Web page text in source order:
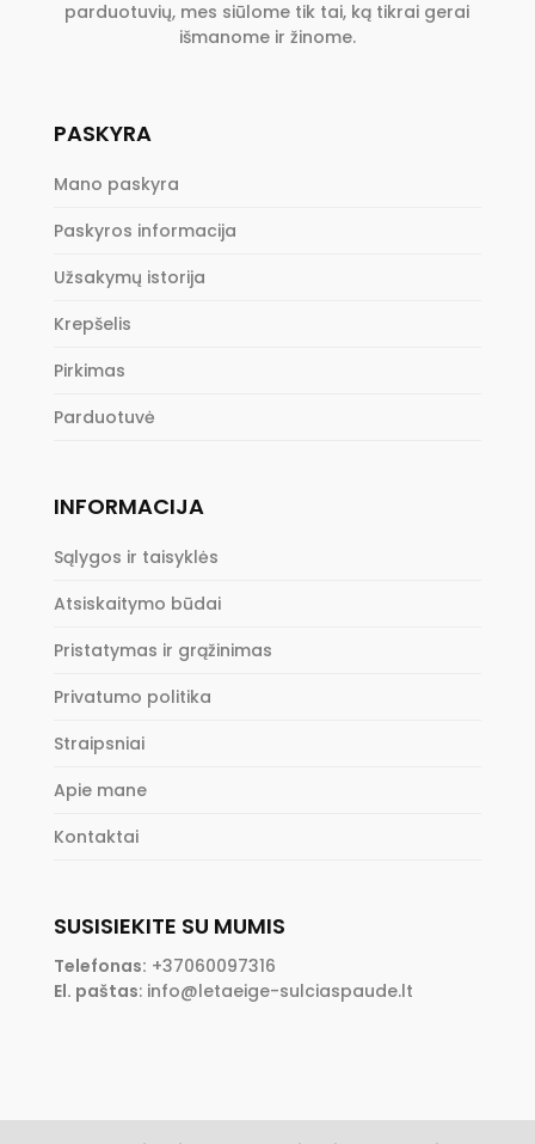
parduotuvių, mes siūlome tik tai, ką tikrai gerai
išmanome ir žinome.
PASKYRA
Mano paskyra
Paskyros informacija
Užsakymų istorija
Krepšelis
Pirkimas
Parduotuvė
INFORMACIJA
Sąlygos ir taisyklės
Atsiskaitymo būdai
Pristatymas ir grąžinimas
Privatumo politika
Straipsniai
Apie mane
Kontaktai
SUSISIEKITE SU MUMIS
Telefonas: +37060097316
El. paštas: info@letaeige-sulciaspaude.lt